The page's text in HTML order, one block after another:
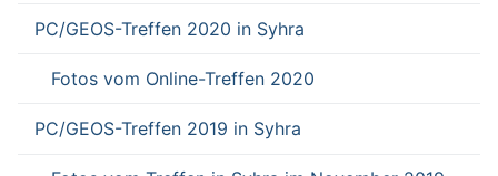
PC/GEOS-Treffen 2020 in Syhra
Fotos vom Online-Treffen 2020
PC/GEOS-Treffen 2019 in Syhra